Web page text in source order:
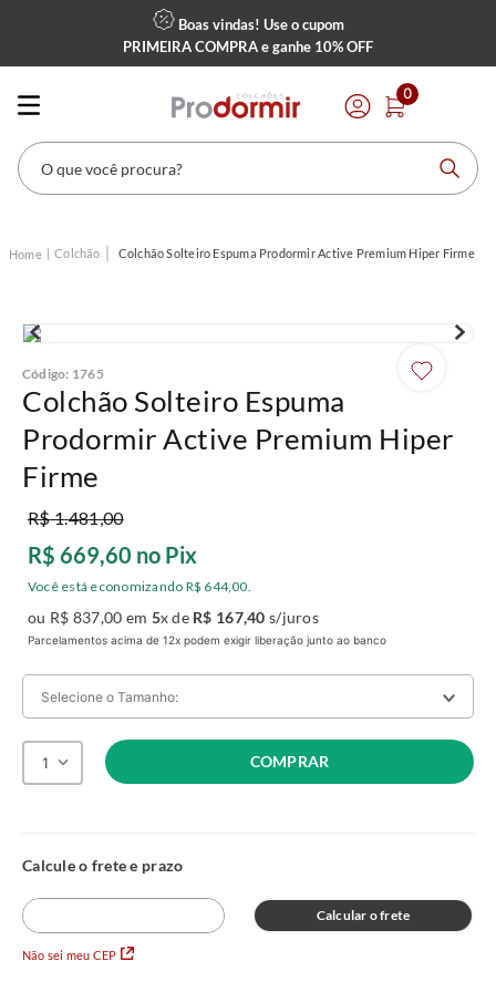
Boas vindas! Use o cupom
PRIMEIRA COMPRAe ganhe 10% OFF
0
O que você procura?
Colchão Colchão Solteiro Espuma Prodormir Active Premium Hiper Firme
Código: 1765
Colchão Solteiro Espuma
Prodormir Active Premium Hiper
Firme
R$1.481,00
R$ 669,60 no Pix
Você está economizando R$ 644,00.
ou R$ 837,00 em 5x de R$ 167,40 s/juros
Parcelamentos acima de 12x podem exigir liberação junto ao banco
Selecione o Tamanho:
A:24 L: 78C:188
Solteiro
24L:88C:188 R$ 837,00no Pix
Viúva
A:24L:
1 COMPRAR
Não sei meu CEP
Calcular o frete